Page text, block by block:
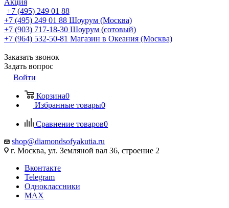
Акция
+7 (495) 249 01 88
+7 (495) 249 01 88 Шоурум (Москва)
+7 (903) 717-18-30 Шоурум (сотовый)
+7 (964) 532-50-81 Магазин в Океания (Москва)
Заказать звонок
Задать вопрос
Войти
Корзина0
Избранные товары0
Сравнение товаров0
shop@diamondsofyakutia.ru
г. Москва, ул. Земляной вал 36, строение 2
Вконтакте
Telegram
Одноклассники
MAX